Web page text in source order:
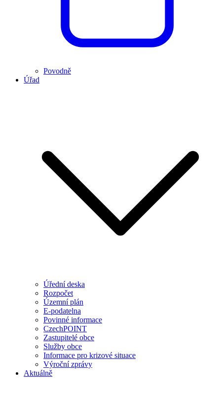
Povodně
Úřad
Úřední deska
Rozpočet
Územní plán
E-podatelna
Povinné informace
CzechPOINT
Zastupitelé obce
Služby obce
Informace pro krizové situace
Výroční zprávy
Aktuálně